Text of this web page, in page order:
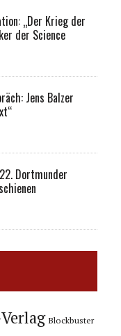
„Der Krieg der
der Science
Jens Balzer
Dortmunder
Blockbuster